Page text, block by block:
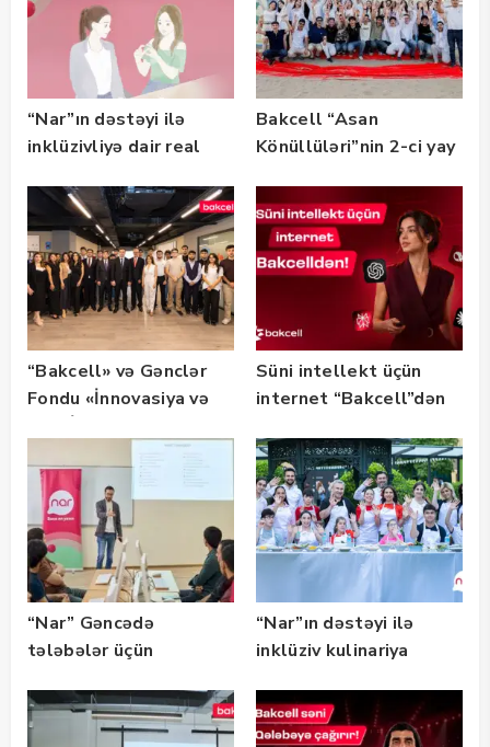
“Nar”ın dəstəyi ilə
inklüzivliyə dair real
təqdim edilir
Bakcell “Asan
Könüllüləri”nin 2-ci yay
olub — FOTO
“Bakcell» və Gənclər
Fondu «İnnovasiya və
təqaüd proqramının
qalibləri ilə görüş
keçirib
Süni intellekt üçün
internet “Bakcell”dən
“Nar” Gəncədə
tələbələr üçün
təlimləri təşkil edib
“Nar”ın dəstəyi ilə
inklüziv kulinariya
keçirilib — Fotolar